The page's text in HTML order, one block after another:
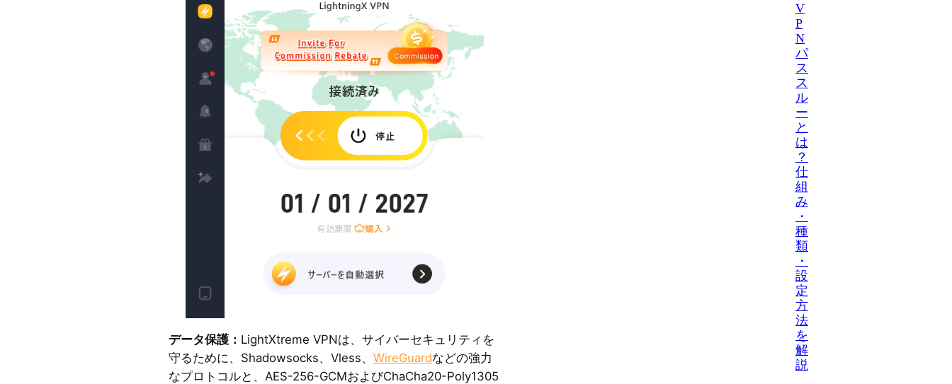
データ保護： LightXtreme VPNは、サイバーセキュリティを
守るために、Shadowsocks、Vless、 WireGuardなどの強力
なプロトコルと、AES-256-GCMおよびChaCha20-Poly1305
V
P
N
パ
ス
ス
ル
ー
と
は
？
仕
組
み
・
種
類
・
設
定
方
法
を
解
説